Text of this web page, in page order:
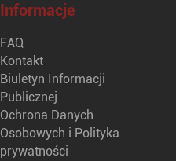
Informacje
FAQ
Kontakt
Biuletyn Informacji
Publicznej
Ochrona Danych
Osobowych i Polityka
prywatności